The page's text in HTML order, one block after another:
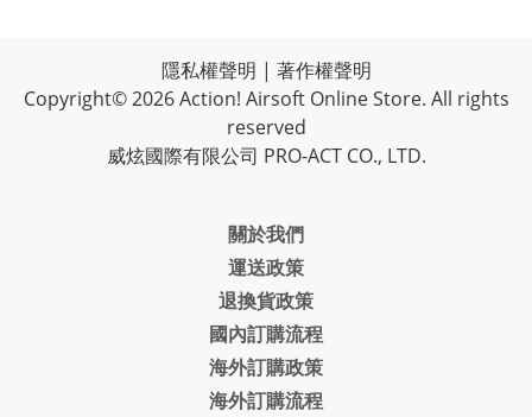
隱私權聲明 | 著作權聲明
Copyright© 2026 Action! Airsoft Online Store. All rights
reserved
威炫國際有限公司 PRO-ACT CO., LTD.
關於我們
運送政策
退換貨政策
國內訂購流程
海外訂購政策
海外訂購流程